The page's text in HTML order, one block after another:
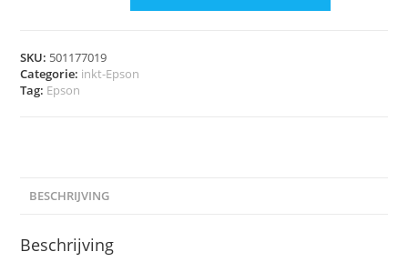
SKU: 501177019
Categorie: inkt-Epson
Tag: Epson
BESCHRIJVING
Beschrijving